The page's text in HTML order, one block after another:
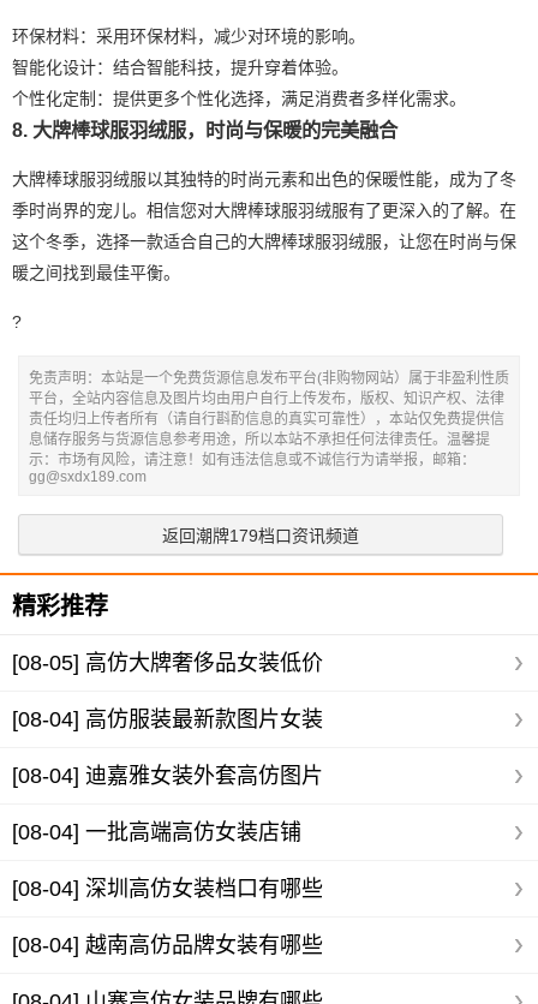
环保材料：采用环保材料，减少对环境的影响。
智能化设计：结合智能科技，提升穿着体验。
个性化定制：提供更多个性化选择，满足消费者多样化需求。
8. 大牌棒球服羽绒服，时尚与保暖的完美融合
大牌棒球服羽绒服以其独特的时尚元素和出色的保暖性能，成为了冬
季时尚界的宠儿。相信您对大牌棒球服羽绒服有了更深入的了解。在
这个冬季，选择一款适合自己的大牌棒球服羽绒服，让您在时尚与保
暖之间找到最佳平衡。
?
免责声明：本站是一个免费货源信息发布平台(非购物网站）属于非盈利性质
平台，全站内容信息及图片均由用户自行上传发布，版权、知识产权、法律
责任均归上传者所有（请自行斟酌信息的真实可靠性），本站仅免费提供信
息储存服务与货源信息参考用途，所以本站不承担任何法律责任。温馨提
示：市场有风险，请注意！如有违法信息或不诚信行为请举报，邮箱：
gg@sxdx189.com
返回潮牌179档口资讯频道
精彩推荐
[08-05] 高仿大牌奢侈品女装低价
[08-04] 高仿服装最新款图片女装
[08-04] 迪嘉雅女装外套高仿图片
[08-04] 一批高端高仿女装店铺
[08-04] 深圳高仿女装档口有哪些
[08-04] 越南高仿品牌女装有哪些